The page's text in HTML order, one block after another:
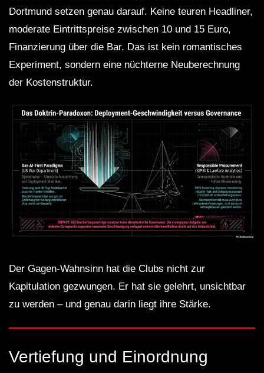
Dortmund setzen genau darauf. Keine teuren Headliner,
moderate Eintrittspreise zwischen 10 und 15 Euro,
Finanzierung über die Bar. Das ist kein romantisches
Experiment, sondern eine nüchterne Neuberechnung
der Kostenstruktur.
Der Gagen-Wahnsinn hat die Clubs nicht zur
Kapitulation gezwungen. Er hat sie gelehrt, unsichtbar
zu werden – und genau darin liegt ihre Stärke.
Vertiefung und Einordnung